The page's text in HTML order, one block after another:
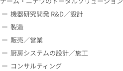
機器研究開発 R&D／設計
製造
販売／営業
厨房システムの設計／施工
コンサルティング